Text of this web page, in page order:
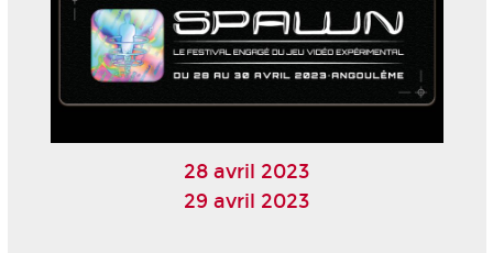
28 avril 2023
29 avril 2023